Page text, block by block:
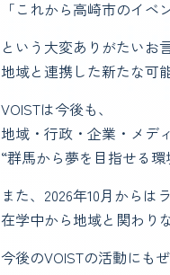
「これから高崎市のイベ
という大変ありがたいお
地域と連携した新たな可
VOISTは今後も、
地域・行政・企業・メデ
“群馬から夢を目指せる
また、2026年10月からは
在学中から地域と関わり
今後のVOISTの活動にも